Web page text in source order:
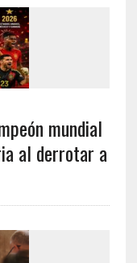
mundial
al derrotar a